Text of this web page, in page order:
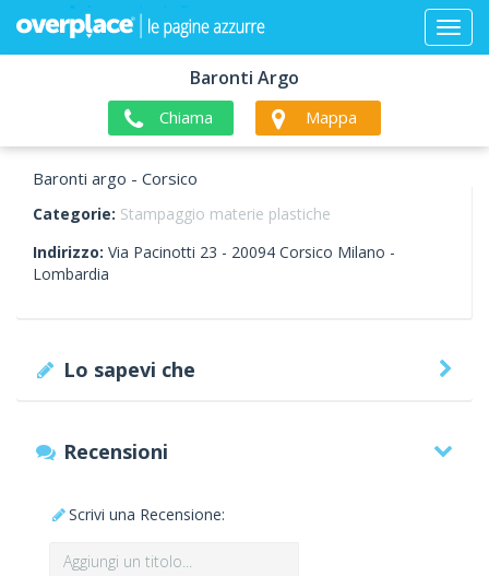
Baronti Argo
Chiama Mappa
Baronti argo - Corsico
Categorie: Stampaggio materie plastiche
Indirizzo: Via Pacinotti 23 - 20094 Corsico Milano -
Lombardia
Lo sapevi che
Recensioni
Scrivi una Recensione: